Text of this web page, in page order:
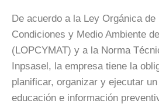
De acuerdo a la Ley Orgánica de
Condiciones y Medio Ambiente
(LOPCYMAT) y a la Norma
Inpsasel, la empresa tiene la
planificar, organizar y ejecutar
educación e información